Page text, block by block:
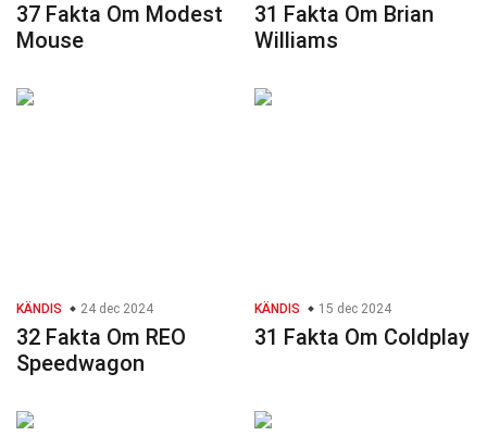
37 Fakta Om Modest
Mouse
31 Fakta Om Brian
Williams
KÄNDIS 24 dec 2024
32 Fakta Om REO
Speedwagon
KÄNDIS 15 dec 2024
31 Fakta Om Coldplay